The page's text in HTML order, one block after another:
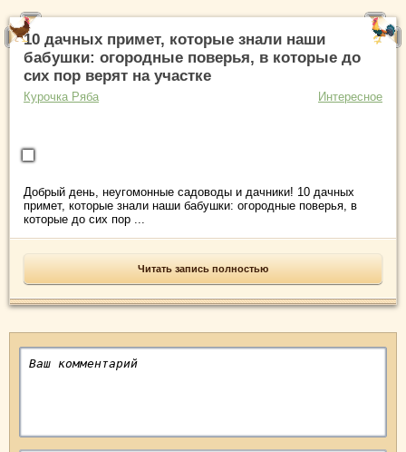
10 дачных примет, которые знали наши
бабушки: огородные поверья, в которые до
сих пор верят на участке
Курочка Ряба Интересное
Добрый день, неугомонные садоводы и дачники! 10 дачных
примет, которые знали наши бабушки: огородные поверья, в
которые до сих пор ...
Читать запись полностью